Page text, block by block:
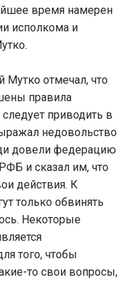
время намерен
исполкома и
Мутко отмечал, что
правила
приводить в
недовольство
довели федерацию
и сказал им, что
действия. К
только обвинять
Некоторые
того, чтобы
то свои вопросы,